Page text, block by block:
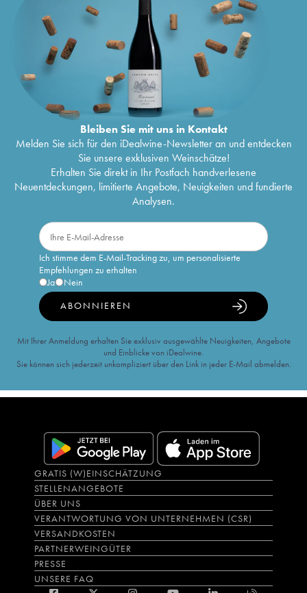
Bleiben Sie mit uns in Kontakt
Melden Sie sich für den iDealwine-Newsletter an und entdecken
Sie unsere exklusiven Weinschätze!
Erhalten Sie direkt in Ihr Postfach handverlesene
Neuentdeckungen, limitierte Angebote, Neuigkeiten und fundierte
Analysen.
Ich stimme dem E-Mail-Tracking zu, um personalisierte
Empfehlungen zu erhalten
Ja
Nein
ABONNIEREN
Mit Ihrer Anmeldung erhalten Sie exklusiv ausgewählte Neuigkeiten, Angebote
und Einblicke von iDealwine.
Sie können sich jederzeit unkompliziert über den Link in jeder E-Mail abmelden.
GRATIS (W)EINSCHÄTZUNG
STELLENANGEBOTE
ÜBER UNS
VERANTWORTUNG VON UNTERNEHMEN (CSR)
VERSANDKOSTEN
PARTNERWEINGÜTER
PRESSE
UNSERE FAQ